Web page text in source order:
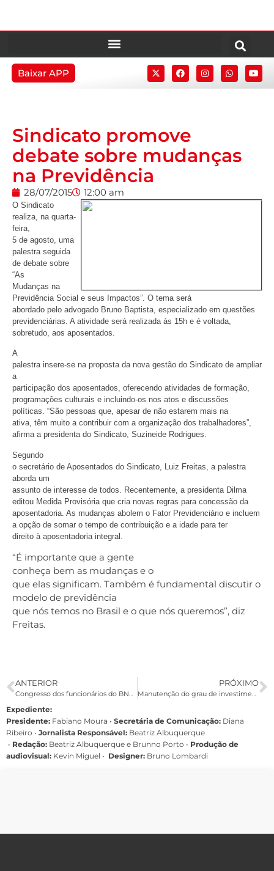
Baixar APP
Sindicato promove
debate sobre mudanças
na Previdência
28/07/2015 12:00 am
O Sindicato
realiza, na quarta-
feira,
5 de agosto, uma
palestra seguida
de debate sobre
“As
Mudanças na
Previdência Social e seus Impactos”. O tema será
abordado pelo advogado Bruno Baptista, especializado em questões
previdenciárias. A atividade será realizada às 15h e é voltada,
sobretudo, aos aposentados.
A
palestra insere-se na proposta da nova gestão do Sindicato de ampliar
a
participação dos aposentados, oferecendo atividades de formação,
programações culturais e incluindo-os nos atos e discussões
políticas. “São pessoas que, apesar de não estarem mais na
ativa, têm muito a contribuir com a organização dos trabalhadores”,
afirma a presidenta do Sindicato, Suzineide Rodrigues.
Segundo
o secretário de Aposentados do Sindicato, Luiz Freitas, a palestra
aborda um
assunto de interesse de todos. Recentemente, a presidenta Dilma
editou Medida Provisória que cria novas regras para concessão da
aposentadoria. As mudanças abolem o Fator Previdenciário e incluem
a opção de somar o tempo de contribuição e a idade para ter
direito à aposentadoria integral.
“É importante que a gente
conheça bem as mudanças e o
que elas significam. Também é fundamental discutir o
modelo de previdência
que nós temos no Brasil e o que nós queremos”, diz
Freitas.
ANTERIOR PRÓXIMO
Expediente:
Presidente: Fabiano Moura • Secretária de Comunicação: Diana
Ribeiro • Jornalista Responsável: Beatriz Albuquerque
• Redação: Beatriz Albuquerque e Brunno Porto • Produção de
audiovisual: Kevin Miguel • Designer: Bruno Lombardi